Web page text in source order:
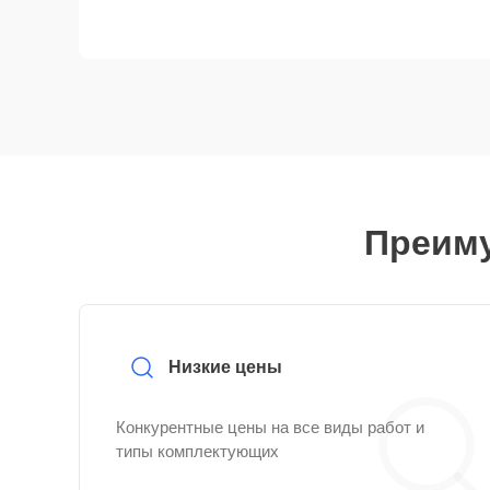
Низкие цены
Конкурентные цены на все виды работ и
типы комплектующих